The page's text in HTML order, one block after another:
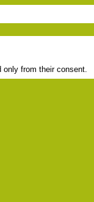
from their consent.